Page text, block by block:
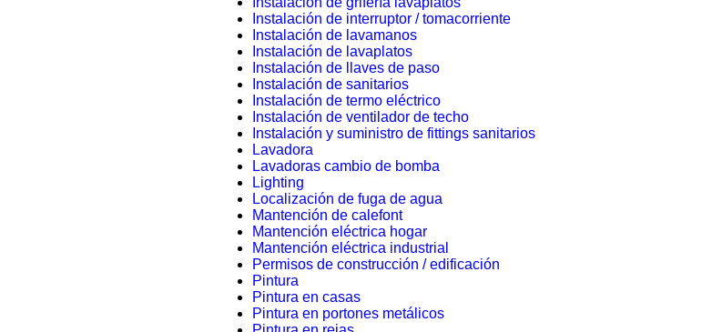
Instalación de interruptor / tomacorriente
Instalación de lavamanos
Instalación de lavaplatos
Instalación de llaves de paso
Instalación de sanitarios
Instalación de termo eléctrico
Instalación de ventilador de techo
Instalación y suministro de fittings sanitarios
Lavadora
Lavadoras cambio de bomba
Lighting
Localización de fuga de agua
Mantención de calefont
Mantención eléctrica hogar
Mantención eléctrica industrial
Permisos de construcción / edificación
Pintura
Pintura en casas
Pintura en portones metálicos